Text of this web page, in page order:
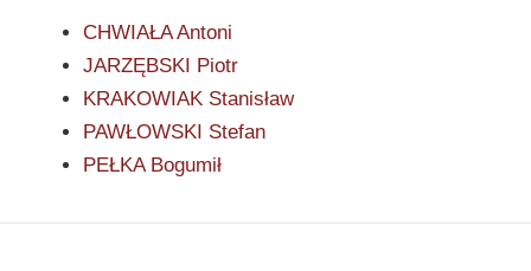
CHWIAŁA Antoni
JARZĘBSKI Piotr
KRAKOWIAK Stanisław
PAWŁOWSKI Stefan
PEŁKA Bogumił